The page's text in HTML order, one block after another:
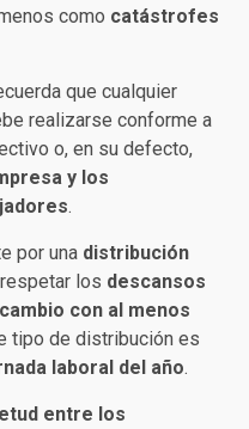
como catástrofes
que cualquier
realizarse conforme a
o, en su defecto,
y los
.
por una distribución
los descansos
con al menos
tipo de distribución es
laboral del año.
entre los